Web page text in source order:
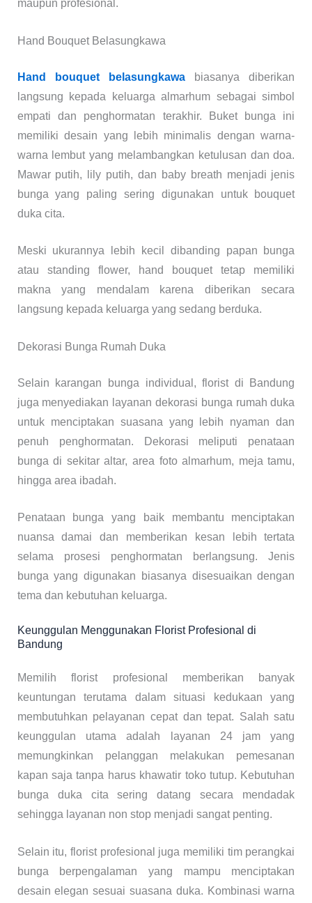
maupun profesional.
Hand Bouquet Belasungkawa
Hand bouquet belasungkawa biasanya diberikan
langsung kepada keluarga almarhum sebagai simbol
empati dan penghormatan terakhir. Buket bunga ini
memiliki desain yang lebih minimalis dengan warna-
warna lembut yang melambangkan ketulusan dan doa.
Mawar putih, lily putih, dan baby breath menjadi jenis
bunga yang paling sering digunakan untuk bouquet
duka cita.
Meski ukurannya lebih kecil dibanding papan bunga
atau standing flower, hand bouquet tetap memiliki
makna yang mendalam karena diberikan secara
langsung kepada keluarga yang sedang berduka.
Dekorasi Bunga Rumah Duka
Selain karangan bunga individual, florist di Bandung
juga menyediakan layanan dekorasi bunga rumah duka
untuk menciptakan suasana yang lebih nyaman dan
penuh penghormatan. Dekorasi meliputi penataan
bunga di sekitar altar, area foto almarhum, meja tamu,
hingga area ibadah.
Penataan bunga yang baik membantu menciptakan
nuansa damai dan memberikan kesan lebih tertata
selama prosesi penghormatan berlangsung. Jenis
bunga yang digunakan biasanya disesuaikan dengan
tema dan kebutuhan keluarga.
Keunggulan Menggunakan Florist Profesional di
Bandung
Memilih florist profesional memberikan banyak
keuntungan terutama dalam situasi kedukaan yang
membutuhkan pelayanan cepat dan tepat. Salah satu
keunggulan utama adalah layanan 24 jam yang
memungkinkan pelanggan melakukan pemesanan
kapan saja tanpa harus khawatir toko tutup. Kebutuhan
bunga duka cita sering datang secara mendadak
sehingga layanan non stop menjadi sangat penting.
Selain itu, florist profesional juga memiliki tim perangkai
bunga berpengalaman yang mampu menciptakan
desain elegan sesuai suasana duka. Kombinasi warna